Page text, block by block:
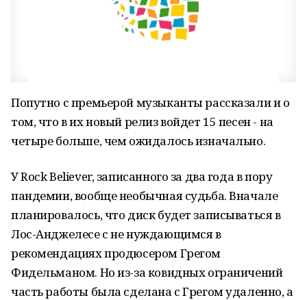
Попутно с премьерой музыканты рассказали и о
том, что в их новый релиз войдет 15 песен - на
четыре больше, чем ожидалось изначально.
У Rock Believer, записанного за два года в пору
пандемии, вообще необычная судьба. Вначале
планировалось, что диск будет записываться в
Лос-Анджелесе с не нуждающимся в
рекомендациях продюсером Грегом
Фидельманом. Но из-за ковидных ограничений
часть работы была сделана с Грегом удаленно, а